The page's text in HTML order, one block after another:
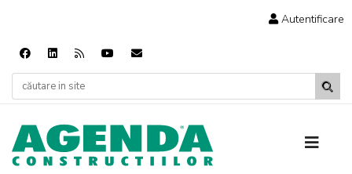
Autentificare